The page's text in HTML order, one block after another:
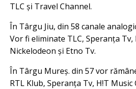
TLC și Travel Channel.
În Târgu Jiu, din 58 canale
Vor fi eliminate TLC, Speranța Tv,
Nickelodeon și Etno Tv.
În Târgu Mureș. din 57 vor
RTL Klub, Speranța Tv, H!T Music